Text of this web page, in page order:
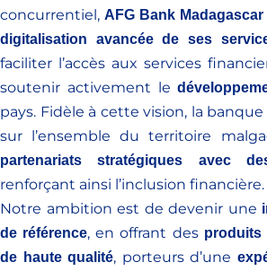
concurrentiel,AFG Bank Madagascar
digitalisation avancée de ses
faciliter l’accès aux services
soutenir activement le
pays. Fidèle à cette vision, la
sur l’ensemble du territoire
partenariats stratégiques avec
renforçant ainsi l’inclusion financière.
Notre ambition est de devenir une
de référence, en offrant des produits
de haute qualité, porteurs d’une